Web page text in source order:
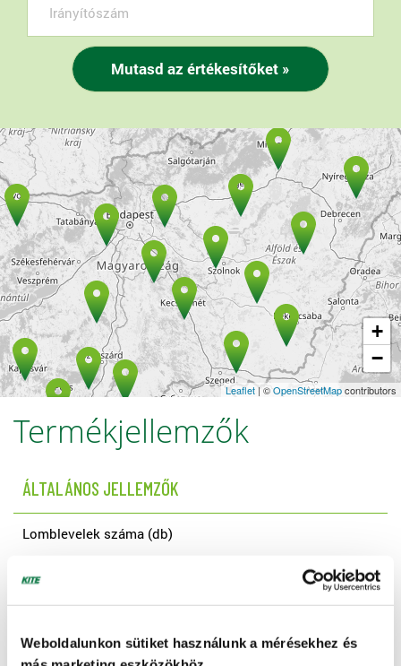
Weboldalunkon sütiket használunk a mérésekhez és
+
−
Leaflet | ©OpenStreetMapcontributors
Termékjellemzők
ÁLTALÁNOS JELLEMZŐK
Lomblevelek száma (db)
Nevelési idő (hét)
2-3